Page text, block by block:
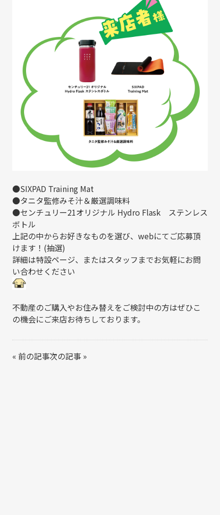
●SIXPAD Training Mat
●タニタ監修みそ汁＆厳選調味料
●センチュリー21オリジナル Hydro Flask ステンレス
ボトル
上記の中からお好きなものを選び、webにてご応募頂
けます！(抽選)
詳細は特設ページ、またはスタッフまでお気軽にお問
い合わせください
不動産のご購入やお住み替えをご検討中の方はぜひこ
の機会にご来店お待ちしております。
« 前の記事次の記事 »